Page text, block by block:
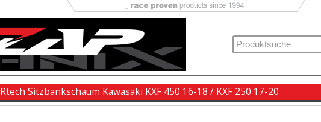
Rtech Sitzbankschaum Kawasaki KXF 450 16-18 / KXF 250 17-20